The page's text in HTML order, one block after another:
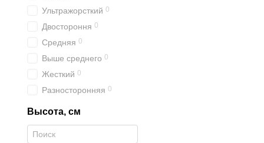
Ультражорсткий 0
Двостороння 0
Средняя 0
Выше среднего 0
Жесткий 0
Разносторонняя 0
Высота, см